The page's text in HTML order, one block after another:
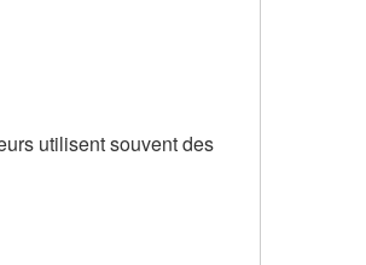
utilisent souvent des